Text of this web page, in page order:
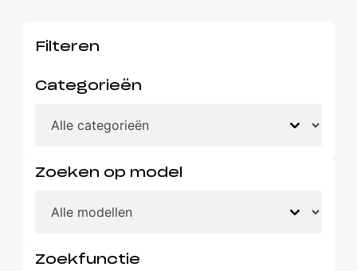
Filteren
Categorieën
Zoeken op model
Zoekfunctie